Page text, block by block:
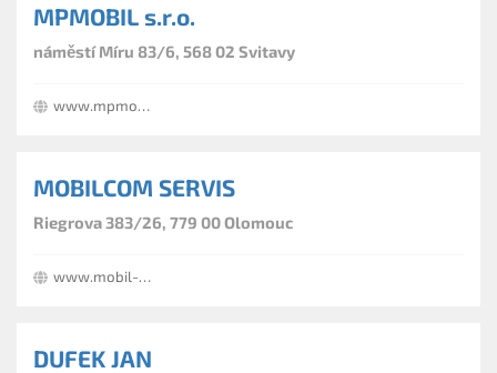
MPMOBIL s.r.o.
náměstí Míru 83/6, 568 02 Svitavy
www.mpmobil.cz
MOBILCOM SERVIS
Riegrova 383/26, 779 00 Olomouc
www.mobil-com.cz
DUFEK JAN